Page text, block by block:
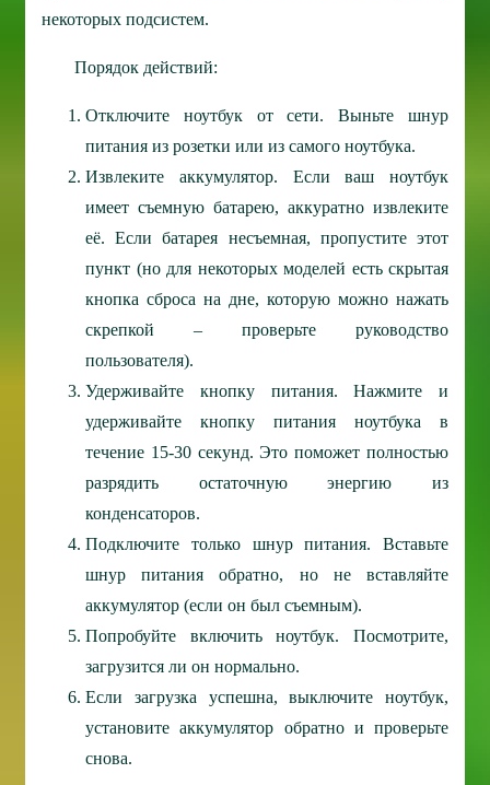
некоторых подсистем.
Порядок действий:
Отключите ноутбук от сети. Выньте шнур
питания из розетки или из самого ноутбука.
Извлеките аккумулятор. Если ваш ноутбук
имеет съемную батарею, аккуратно извлеките
её. Если батарея несъемная, пропустите этот
пункт (но для некоторых моделей есть скрытая
кнопка сброса на дне, которую можно нажать
скрепкой – проверьте руководство
пользователя).
Удерживайте кнопку питания. Нажмите и
удерживайте кнопку питания ноутбука в
течение 15-30 секунд. Это поможет полностью
разрядить остаточную энергию из
конденсаторов.
Подключите только шнур питания. Вставьте
шнур питания обратно, но не вставляйте
аккумулятор (если он был съемным).
Попробуйте включить ноутбук. Посмотрите,
загрузится ли он нормально.
Если загрузка успешна, выключите ноутбук,
установите аккумулятор обратно и проверьте
снова.